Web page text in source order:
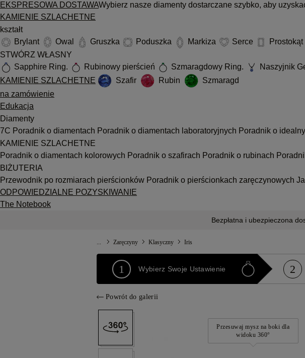
EKSPRESOWA DOSTAWAWybierz nasze diamenty dostarczane szybko, aby
KAMIENIE SZLACHETNE
kształt
Brylant
Owal Gruszka Poduszka Markiza Serce Prostokąt
STWÓRZ WŁASNY
Sapphire Ring.
Rubinowy pierścień Szmaragdowy Ring.
Naszyjnik
KAMIENIE SZLACHETNE
Szafir Rubin
Szmaragd
na zamówienie
Edukacja
Diamenty
7C Poradnik o diamentach Poradnik o diamentach laboratoryjnych Poradnik o
KAMIENIE SZLACHETNE
Poradnik o diamentach kolorowych Poradnik o szafirach Poradnik o rubinach
BIŻUTERIA
Przewodnik po rozmiarach pierścionków Poradnik o pierścionkach zaręczynowych
ODPOWIEDZIALNE POZYSKIWANIE
The Notebook
Bezpłatna i ubezpieczona
Zaręczyny Klasyczny Iris
1 Wybierz Swoje Ustawienie 2
Powrót do galerii
Przesuwaj mysz na boki dla
widoku 360°